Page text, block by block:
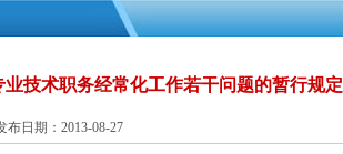
技术职务经常化工作若干问题的暂行规定
布日期：2013-08-27